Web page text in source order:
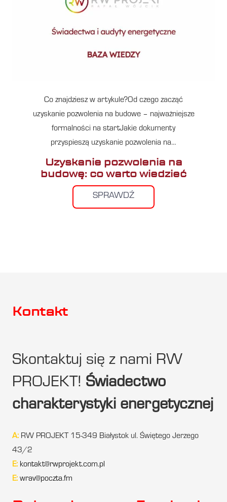
Co znajdziesz w artykule?Od czego zacząć
uzyskanie pozwolenia na budowe – najważniejsze
formalności na startJakie dokumenty
przyspieszą uzyskanie pozwolenia na…
Uzyskanie pozwolenia na
budowę: co warto wiedzieć
SPRAWDŹ
Kontakt
Skontaktuj się z nami RW
PROJEKT! Świadectwo
charakterystyki energetycznej
A: RW PROJEKT 15-349 Białystok ul. Świętego Jerzego
43/2
E: kontakt@rwprojekt.com.pl
E: wrav@poczta.fm